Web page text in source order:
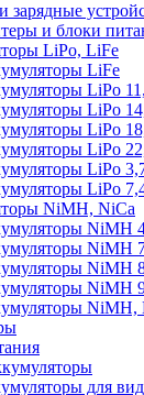
зарядные
и блоки
LiPo, LiFe
LiFe
LiPo
LiPo
LiPo
LiPo
LiPo
LiPo
NiMH, NiCa
NiMH
NiMH
NiMH
NiMH
NiMH,
для